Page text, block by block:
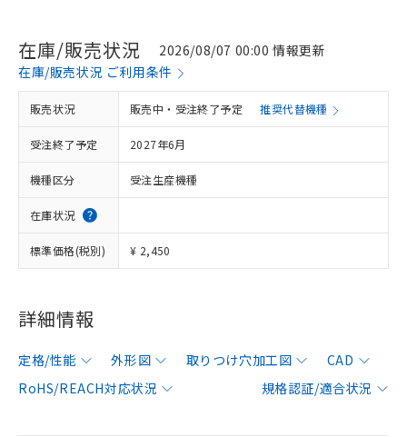
在庫/販売状況
2026/08/07 00:00 情報更新
在庫/販売状況 ご利用条件
販売状況 販売中・受注終了予定 推奨代替機種
受注終了予定 2027年6月
機種区分 受注生産機種
在庫状況
標準価格(税別) ¥ 2,450
詳細情報
定格/性能 外形図 取りつけ穴加工図
CAD
RoHS/REACH対応状況
規格認証/適合状況